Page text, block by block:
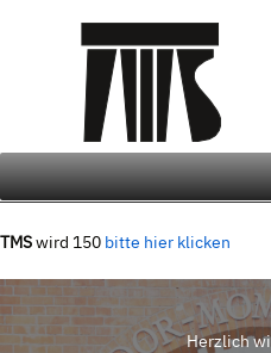
TMSwird 150 bitte hier klicken
Herzlich